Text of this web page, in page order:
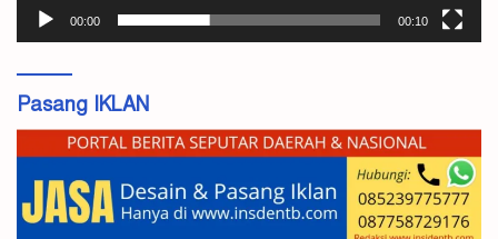
00:00 00:10
Pasang IKLAN